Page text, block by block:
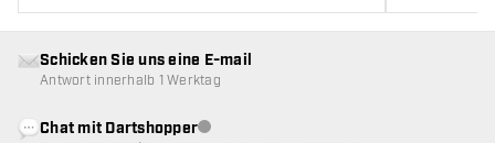
Schicken Sie uns eine E-mail
Antwort innerhalb 1 Werktag
Chat mit DartshopperKundenservice nicht verfügbar